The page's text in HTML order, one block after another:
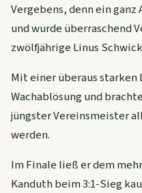
Vergebens, denn ein ganz
und wurde überraschend
zwölfjährige Linus
Mit einer überaus starken
Wachablösung und
jüngster Vereinsmeister
werden.
Im Finale ließ er dem
Kanduth beim 3:1-Sieg